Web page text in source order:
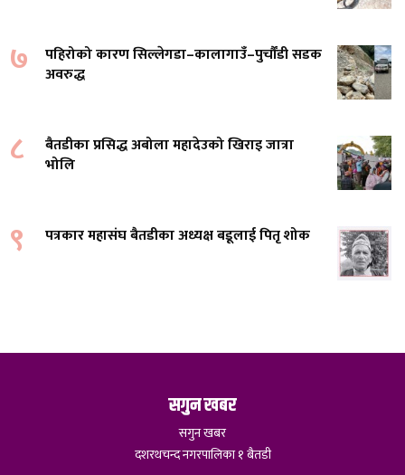
७
पहिरोको कारण सिल्लेगडा–कालागाउँ–पुर्चौंडी सडक
अवरुद्ध
८
बैतडीका प्रसिद्ध अबोला महादेउको खिराइ जात्रा
भोलि
९ पत्रकार महासंघ बैतडीका अध्यक्ष बडूलाई पितृ शोक
सगुन खबर
सगुन खबर
दशरथचन्द नगरपालिका १ बैतडी